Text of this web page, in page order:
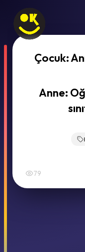
Çocuk:
Anne:
79